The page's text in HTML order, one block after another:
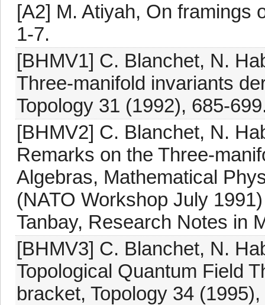
[A2] M. Atiyah, On framings
1-7.
[BHMV1] C. Blanchet, N.
Three-manifold invariants
Topology 31 (1992), 685-
[BHMV2] C. Blanchet, N.
Remarks on the Three-
Algebras, Mathematical
(NATO Workshop July
Tanbay, Research Notes in
[BHMV3] C. Blanchet, N.
Topological Quantum Field
bracket, Topology 34